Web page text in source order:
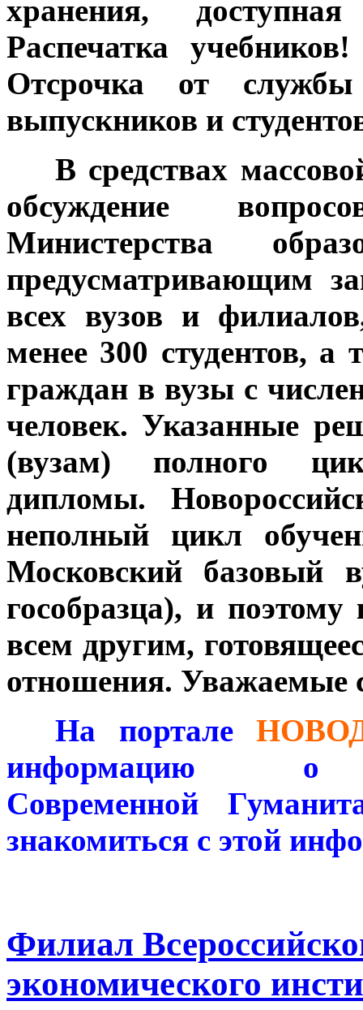
хранения,
Распечатка
Отсрочка от
выпускников и
В средствах
обсуждение
Министерства
предусматривающим
всех вузов и
менее 300 студентов,
граждан в вузы с
человек. Указанные
(вузам) полного
дипломы.
неполный цикл
Московский базовый
гособразца), и
всем другим,
отношения. Уважаемые
На портале
информацию
Современной
знакомиться с этой
Филиал
экономического